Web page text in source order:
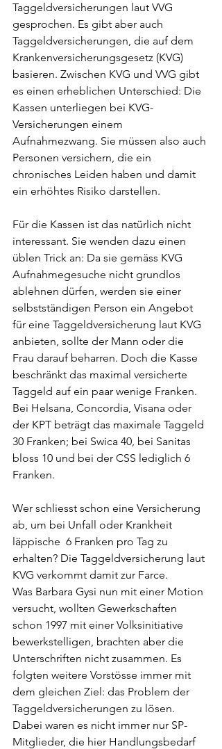
Taggeldversicherungen laut VVG
gesprochen. Es gibt aber auch
Taggeldversicherungen, die auf dem
Krankenversicherungsgesetz (KVG)
basieren. Zwischen KVG und VVG gibt
es einen erheblichen Unterschied: Die
Kassen unterliegen bei KVG-
Versicherungen einem
Aufnahmezwang. Sie müssen also auch
Personen versichern, die ein
chronisches Leiden haben und damit
ein erhöhtes Risiko darstellen.
Für die Kassen ist das natürlich nicht
interessant. Sie wenden dazu einen
üblen Trick an: Da sie gemäss KVG
Aufnahmegesuche nicht grundlos
ablehnen dürfen, werden sie einer
selbstständigen Person ein Angebot
für eine Taggeldversicherung laut KVG
anbieten, sollte der Mann oder die
Frau darauf beharren. Doch die Kasse
beschränkt das maximal versicherte
Taggeld auf ein paar wenige Franken.
Bei Helsana, Concordia, Visana oder
der KPT beträgt das maximale Taggeld
30 Franken; bei Swica 40, bei Sanitas
bloss 10 und bei der CSS lediglich 6
Franken.
Wer schliesst schon eine Versicherung
ab, um bei Unfall oder Krankheit
läppische  6 Franken pro Tag zu
erhalten? Die Taggeldversicherung laut
KVG verkommt damit zur Farce.
Was Barbara Gysi nun mit einer Motion
versucht, wollten Gewerkschaften
schon 1997 mit einer Volksinitiative
bewerkstelligen, brachten aber die
Unterschriften nicht zusammen. Es
folgten weitere Vorstösse immer mit
dem gleichen Ziel: das Problem der
Taggeldversicherungen zu lösen.
Dabei waren es nicht immer nur SP-
Mitglieder, die hier Handlungsbedarf